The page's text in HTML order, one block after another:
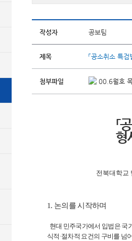
작성자 공보팀
제목 「공소취소 특
첨부파일 00.6월호
「
형
전북대학교
1. 논의를 시작하며
현대 민주국가에서 입법은 국
식적·절차적 요건의 구비를 넘